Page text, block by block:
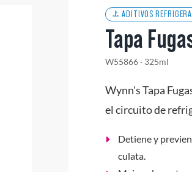
Aditivos Lubricación
Ver todos los productos
ADITIVOS
Tapa
W55866 · 325ml
Wynn's Tapa
el circuito de
Detiene y
culata.